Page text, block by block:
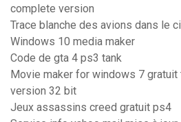
complete version
Trace blanche des avions dans le
Windows 10 media maker
Code de gta 4 ps3 tank
Movie maker for windows 7
version 32 bit
Jeux assassins creed gratuit ps4